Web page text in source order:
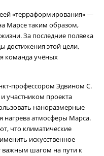
«терраформирования» —
Марсе таким образом,
За последние полвека
достижения этой цели,
команда учёных
профессором Эдвином С.
участником проекта
наноразмерные
нагрева атмосферы Марса.
что климатические
искусственное
важным шагом на пути к